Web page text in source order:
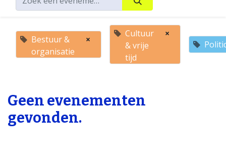
Bestuur &
organisatie
×
Cultuur
& vrije
tijd
×
Geen evenementen
gevonden.